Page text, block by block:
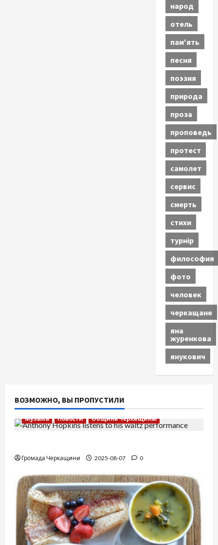
народ
отель
пам'ять
песня
поэзия
природа
проза
проповедь
протест
самолет
сервис
смерть
стихи
турнір
философия
фото
человек
черкащане
яна
журенкова
янукович
ВОЗМОЖНО, ВЫ ПРОПУСТИЛИ
Музыка Новости Община Черкащины
Громада Черкащини 2025-08-07 0